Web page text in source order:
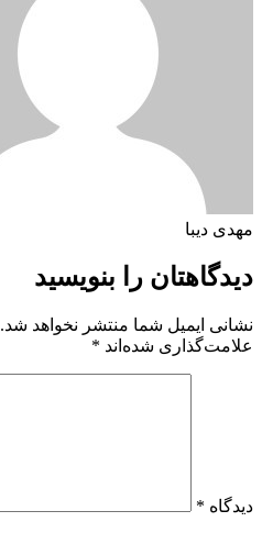
مهدی دیبا
دیدگاهتان را بنویسید
نشانی ایمیل شما منتشر نخواهد شد.
علامت‌گذاری شده‌اند *
دیدگاه *